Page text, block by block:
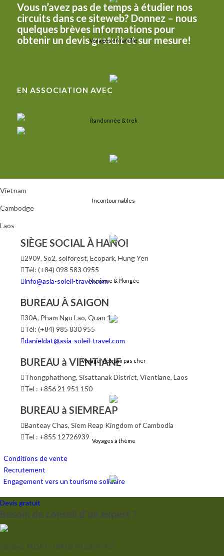
Voyages en famille
Randonnée & trek
Incontournables
Tourisme & Plongée
Voyage Vietnam pas cher
Voyages à thème
Croisières
Vous n’avez pas de temps à étudier nos
circuits dans ce siteweb? Donnez – nous
quelques brèves informations pour
obtenir un devis gratuit et sur mesure!
EN ASSOCIATION AVEC
Vietnam
Cambodge
Laos
SIÈGE SOCIAL À HANOI
2909, So2, solforest, Ecopark, Hung Yen
Tél: (+84) 098 583 0955
info@asia-soleil-travel.com
BUREAU À SAIGON
30A, Pham Ngu Lao, Quan 1
Tél: (+84) 985 830 955
danieldat@asia-soleil-travel.com
BUREAU à VIENTIANE
Thongphathong, Sisattanak District, Vientiane, Laos
Tel : +856 21 951 150
BUREAU à SIEMREAP
Banteay Chas, Siem Reap Kingdom of Cambodia
Tel : +855 12726939
Conditions de vente
Recrutement
Engagement vers un tourisme solidaire
Devis gratuit
Besoin de conseil d’un expert ?
Hotline: M.DAT: +84 (0) 98 58 30 955